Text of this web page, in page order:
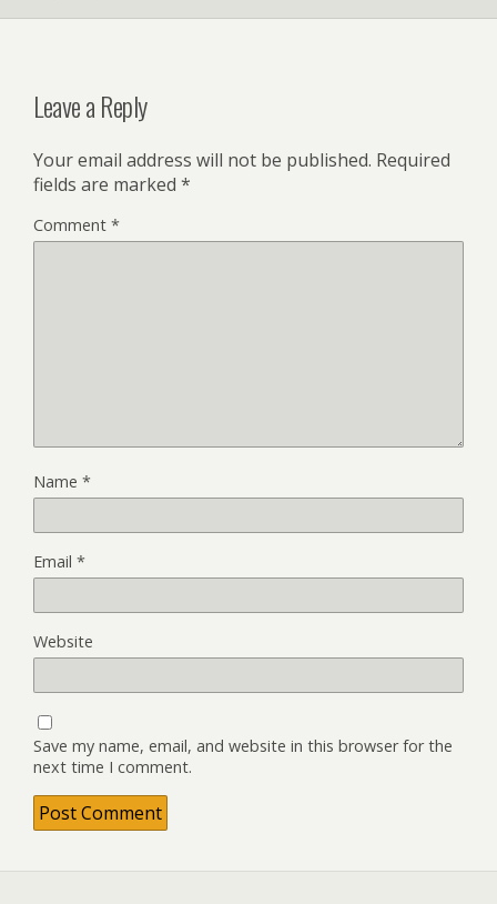
Leave a Reply
Your email address will not be published. Required
fields are marked *
Comment *
Name *
Email *
Website
Save my name, email, and website in this browser for the
next time I comment.